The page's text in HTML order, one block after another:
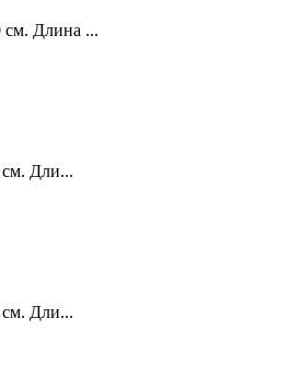
см. Длина ...
см. Дли...
см. Дли...